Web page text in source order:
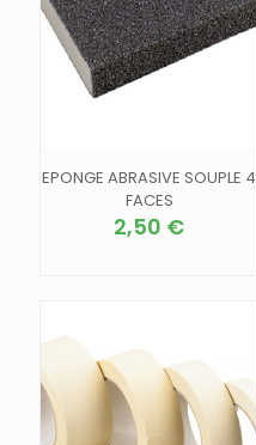
choisies
sur
la
page
EPONGE ABRASIVE SOUPLE 4
FACES
2,50 €